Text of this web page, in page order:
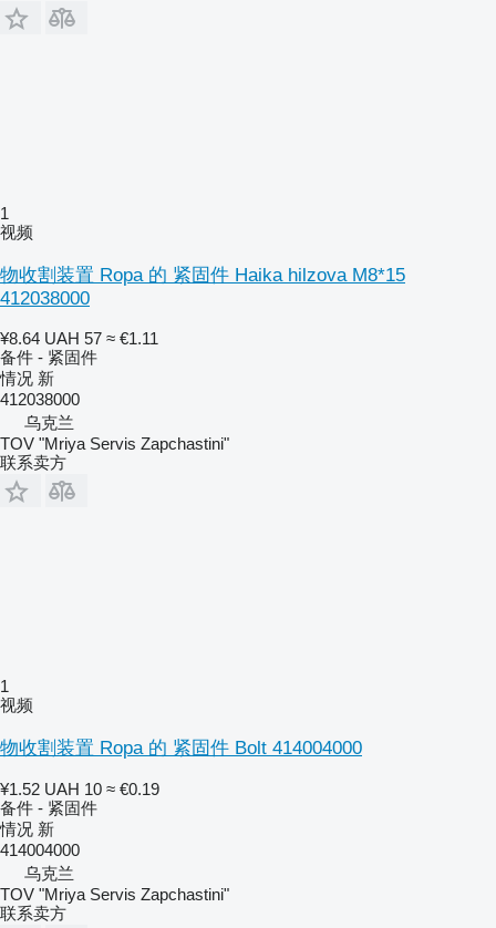
1
视频
物收割装置 Ropa 的 紧固件 Haika hilzova M8*15
412038000
¥8.64 UAH 57 ≈ €1.11
备件 - 紧固件
情况 新
412038000
乌克兰
TOV "Mriya Servis Zapchastini"
联系卖方
1
视频
物收割装置 Ropa 的 紧固件 Bolt 414004000
¥1.52 UAH 10 ≈ €0.19
备件 - 紧固件
情况 新
414004000
乌克兰
TOV "Mriya Servis Zapchastini"
联系卖方